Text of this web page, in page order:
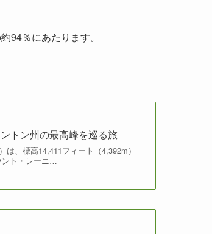
94％にあたります。
トン州の最高峰を巡る旅
、標高14,411フィート（4,392m）
ント・レーニ…